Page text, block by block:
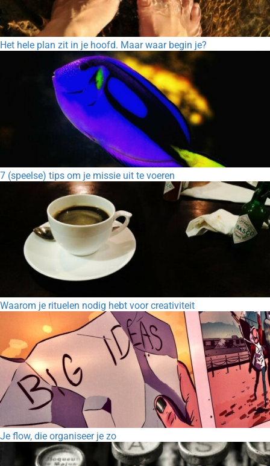
Het hele plan zit in je hoofd. Maar waar begin je?
7 (speelse) tips om je missie uit te voeren
Waarom je rituelen nodig hebt voor creativiteit
Je flow, die organiseer je zo